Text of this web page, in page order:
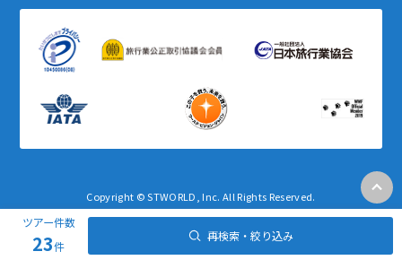
ツアー件数
23件
再検索・絞り込み
Copyright © STWORLD, Inc. All Rights Reserved.